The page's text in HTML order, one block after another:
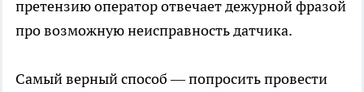
претензию оператор отвечает дежурной фразой
про возможную неисправность датчика.
Самый верный способ — попросить провести